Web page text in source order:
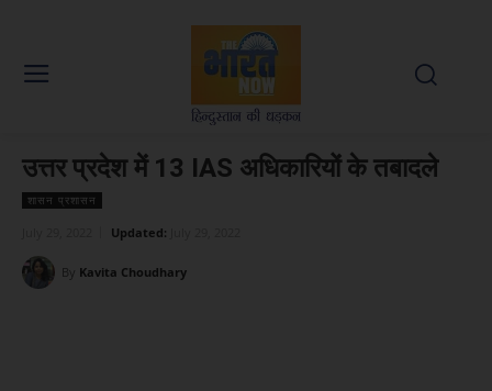
उत्तर प्रदेश में 13 IAS अधिकारियों के तबादले
शासन प्रशासन
Updated:
By Kavita Choudhary